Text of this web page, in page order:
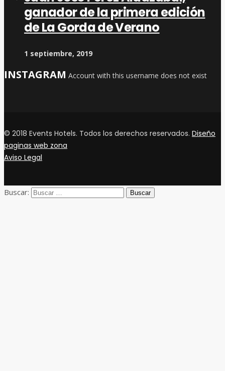
ganador de la primera edición
de La Gorda de Verano
1 septiembre, 2019
INSTAGRAM Account with this username does not exist
© 2018 Events Hotels. Todos los derechos reservados. Diseño
paginas web zona
Aviso Legal
Buscar: